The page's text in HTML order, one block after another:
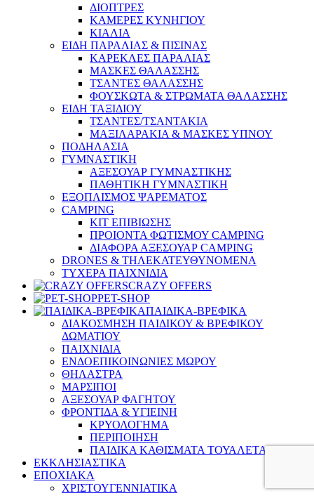
ΔΙΟΠΤΡΕΣ
ΚΑΜΕΡΕΣ ΚΥΝΗΓΙΟΥ
ΚΙΑΛΙΑ
ΕΙΔΗ ΠΑΡΑΛΙΑΣ & ΠΙΣΙΝΑΣ
ΚΑΡΕΚΛΕΣ ΠΑΡΑΛΙΑΣ
ΜΑΣΚΕΣ ΘΑΛΑΣΣΗΣ
ΤΣΑΝΤΕΣ ΘΑΛΑΣΣΗΣ
ΦΟΥΣΚΩΤΑ & ΣΤΡΩΜΑΤΑ ΘΑΛΑΣΣΗΣ
ΕΙΔΗ ΤΑΞΙΔΙΟΥ
ΤΣΑΝΤΕΣ/ΤΣΑΝΤΑΚΙΑ
ΜΑΞΙΛΑΡΑΚΙΑ & ΜΑΣΚΕΣ ΥΠΝΟΥ
ΠΟΔΗΛΑΣΙΑ
ΓΥΜΝΑΣΤΙΚΗ
ΑΞΕΣΟΥΑΡ ΓΥΜΝΑΣΤΙΚΗΣ
ΠΑΘΗΤΙΚΗ ΓΥΜΝΑΣΤΙΚΗ
ΕΞΟΠΛΙΣΜΟΣ ΨΑΡΕΜΑΤΟΣ
CAMPING
ΚΙΤ ΕΠΙΒΙΩΣΗΣ
ΠΡΟΙΟΝΤΑ ΦΩΤΙΣΜΟΥ CAMPING
ΔΙΑΦΟΡΑ ΑΞΕΣΟΥΑΡ CAMPING
DRONES & ΤΗΛΕΚΑΤΕΥΘΥΝΟΜΕΝΑ
ΤΥΧΕΡΑ ΠΑΙΧΝΙΔΙΑ
CRAZY OFFERS
PET-SHOP
ΠΑΙΔΙΚΑ-ΒΡΕΦΙΚΑ
ΔΙΑΚΟΣΜΗΣΗ ΠΑΙΔΙΚΟΥ & ΒΡΕΦΙΚΟΥ
ΔΩΜΑΤΙΟΥ
ΠΑΙΧΝΙΔΙΑ
ΕΝΔΟΕΠΙΚΟΙΝΩΝΙΕΣ ΜΩΡΟΥ
ΘΗΛΑΣΤΡΑ
ΜΑΡΣΙΠΟΙ
ΑΞΕΣΟΥΑΡ ΦΑΓΗΤΟΥ
ΦΡΟΝΤΙΔΑ & ΥΓΙΕΙΝΗ
ΚΡΥΟΛΟΓΗΜΑ
ΠΕΡΙΠΟΙΗΣΗ
ΠΑΙΔΙΚΑ ΚΑΘΙΣΜΑΤΑ ΤΟΥΑΛΕΤΑΣ
ΕΚΚΛΗΣΙΑΣΤΙΚΑ
ΕΠΟΧΙΑΚΑ
ΧΡΙΣΤΟΥΓΕΝΝΙΑΤΙΚΑ